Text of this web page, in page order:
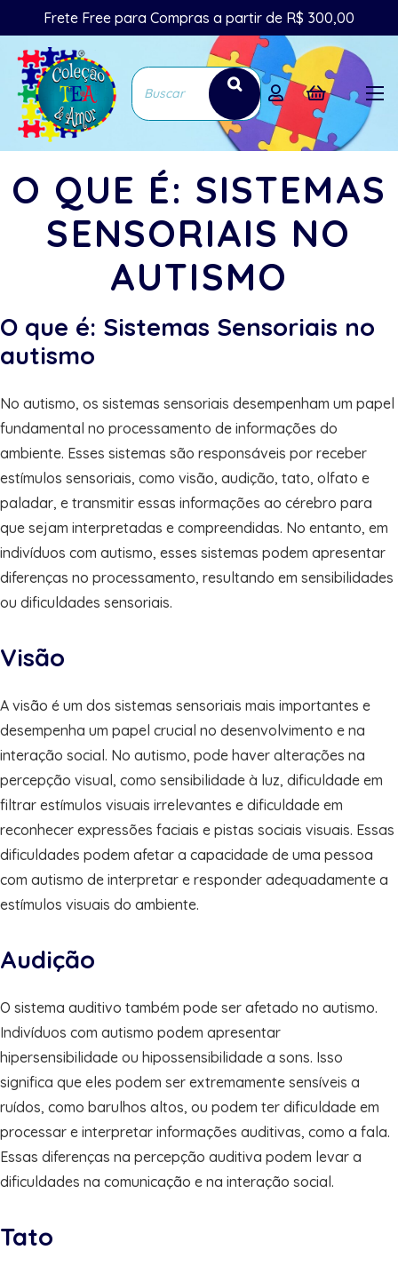
Frete Free para Compras a partir de R$ 300,00
O QUE É: SISTEMAS
SENSORIAIS NO
AUTISMO
O que é: Sistemas Sensoriais no
autismo
No autismo, os sistemas sensoriais desempenham um papel
fundamental no processamento de informações do
ambiente. Esses sistemas são responsáveis por receber
estímulos sensoriais, como visão, audição, tato, olfato e
paladar, e transmitir essas informações ao cérebro para
que sejam interpretadas e compreendidas. No entanto, em
indivíduos com autismo, esses sistemas podem apresentar
diferenças no processamento, resultando em sensibilidades
ou dificuldades sensoriais.
Visão
A visão é um dos sistemas sensoriais mais importantes e
desempenha um papel crucial no desenvolvimento e na
interação social. No autismo, pode haver alterações na
percepção visual, como sensibilidade à luz, dificuldade em
filtrar estímulos visuais irrelevantes e dificuldade em
reconhecer expressões faciais e pistas sociais visuais. Essas
dificuldades podem afetar a capacidade de uma pessoa
com autismo de interpretar e responder adequadamente a
estímulos visuais do ambiente.
Audição
O sistema auditivo também pode ser afetado no autismo.
Indivíduos com autismo podem apresentar
hipersensibilidade ou hipossensibilidade a sons. Isso
significa que eles podem ser extremamente sensíveis a
ruídos, como barulhos altos, ou podem ter dificuldade em
processar e interpretar informações auditivas, como a fala.
Essas diferenças na percepção auditiva podem levar a
dificuldades na comunicação e na interação social.
Tato